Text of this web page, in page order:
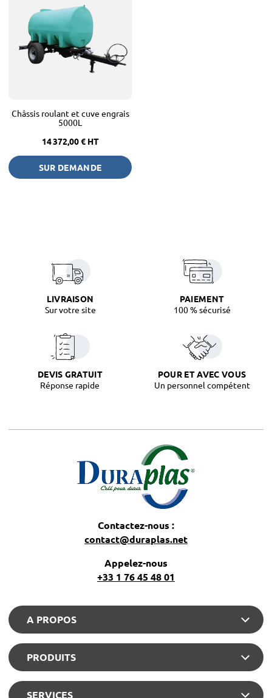
Châssis roulant et cuve engrais
5000L
14 372,00 € HT
SUR DEMANDE
LIVRAISON
Sur votre site
PAIEMENT
100 % sécurisé
DEVIS GRATUIT
Réponse rapide
POUR ET AVEC VOUS
Un personnel compétent
Contactez-nous :
contact@duraplas.net
Appelez-nous
+33 1 76 45 48 01
A PROPOS
PRODUITS
SERVICES